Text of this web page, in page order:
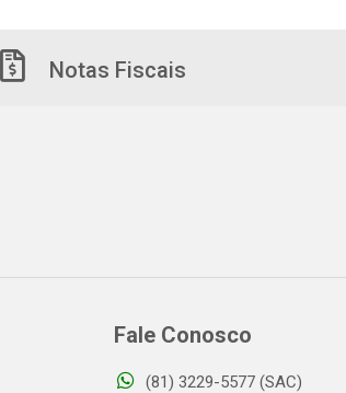
Notas Fiscais
Fale Conosco
(81) 3229-5577 (SAC)